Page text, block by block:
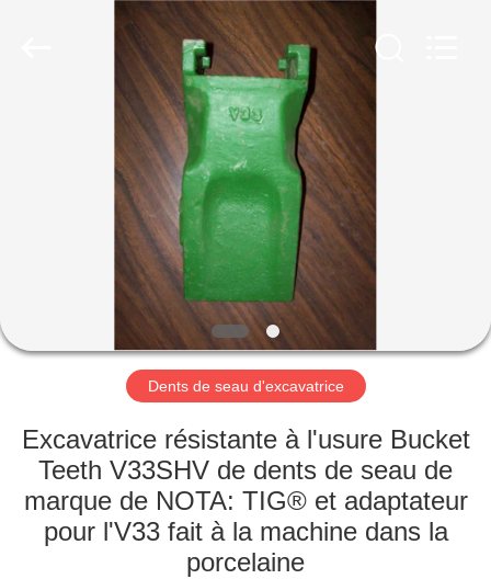
PRODUITS
SUJET
DE
VISITE
D'USINE
Dents de seau d'excavatrice
Excavatrice résistante à l'usure Bucket
Teeth V33SHV de dents de seau de
marque de NOTA: TIG® et adaptateur
pour l'V33 fait à la machine dans la
porcelaine